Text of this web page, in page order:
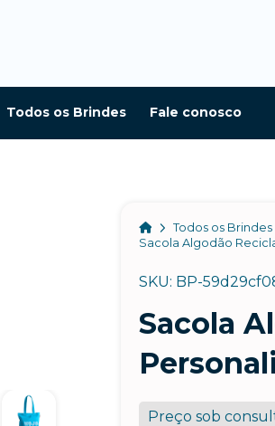
Todos os Brindes Fale conosco
HomeTodos os Brindes
Sacola Algodão
SKU: BP-
Sacola
Preço sob